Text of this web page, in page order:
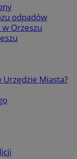
odpadów
Orzeszu
Urzędzie Miasta?